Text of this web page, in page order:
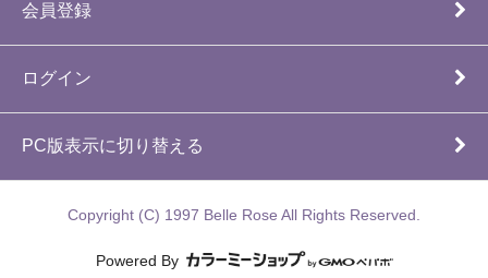
会員登録
ログイン
PC版表示に切り替える
Copyright (C) 1997 Belle Rose All Rights Reserved.
Powered By